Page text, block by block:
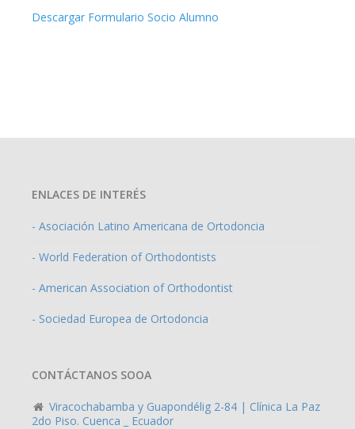
Descargar Formulario Socio Alumno
ENLACES DE INTERÉS
- Asociación Latino Americana de Ortodoncia
- World Federation of Orthodontists
- American Association of Orthodontist
- Sociedad Europea de Ortodoncia
CONTÁCTANOS SOOA
Viracochabamba y Guapondélig 2-84 | Clínica La Paz
2do Piso. Cuenca _ Ecuador